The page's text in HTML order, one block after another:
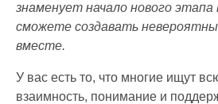
знаменует начало нового
сможете создавать
вместе.
У вас есть то, что многие ищут
взаимность, понимание и